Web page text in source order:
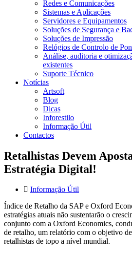
Redes e Comunicações
Sistemas e Aplicações
Servidores e Equipamentos
Soluções de Segurança e
Soluções de Impressão
Relógios de Controlo de
Análise, auditoria e
existentes
Suporte Técnico
Notícias
Artsoft
Blog
Dicas
Inforestilo
Informação Útil
Contactos
Retalhistas Devem
Estratégia Digital!
Informação Útil
Índice de Retalho da SAP e Oxford
estratégias atuais não sustentarão o
conjunto com a Oxford Economics,
de retalho, um relatório com o objetivo
retalhistas de topo a nível mundial.